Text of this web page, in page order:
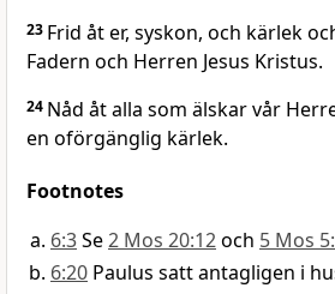
23 Frid åt er, syskon, och kärlek
Fadern och Herren Jesus Kristus.
24 Nåd åt alla som älskar vår
en oförgänglig kärlek.
Footnotes
6:3Se2 Mos 20:12och 5 Mos
6:20 Paulus satt antagligen i